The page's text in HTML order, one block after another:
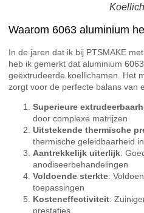
Waarom 6063 aluminium
In de jaren dat ik bij PTSMAKE
heb ik gemerkt dat aluminium
geëxtrudeerde koellichamen. Het
zorgt voor de perfecte balans van
Superieure
door complexe matrijzen
Uitstekende thermische
thermische geleidbaarheid
Aantrekkelijk uiterlijk:
anodiseerbehandelingen
Voldoende sterkte:
toepassingen
Kosteneffectiviteit:
prestaties